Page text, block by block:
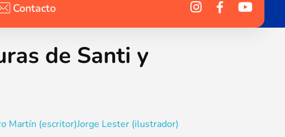
Contacto
de Santi y
Martín (escritor)Jorge Lester (ilustrador)